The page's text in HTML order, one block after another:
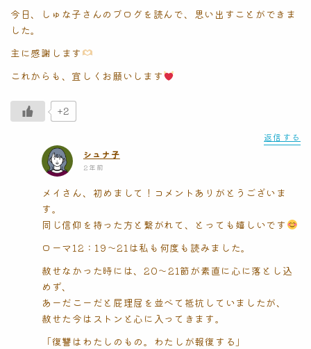
今日、しゅな子さんのブログを読んで、思い出すことができま
した。
主に感謝します
これからも、宜しくお願いします
+2
返信する
シュナ子
2年前
メイさん、初めまして！コメントありがとうございま
す。
同じ信仰を持った方と繋がれて、とっても嬉しいです
ローマ12：19〜21は私も何度も読みました。
赦せなかった時には、20〜21節が素直に心に落とし込
めず、
あーだこーだと屁理屈を並べて抵抗していましたが、
赦せた今はストンと心に入ってきます。
「復讐はわたしのもの。わたしが報復する」